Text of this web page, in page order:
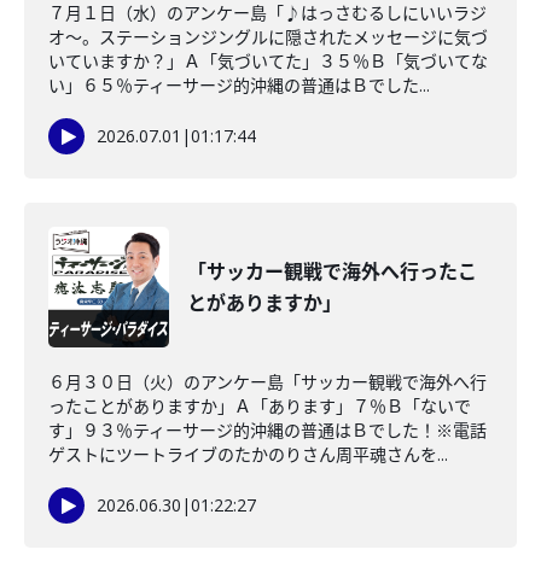
７月１日（水）のアンケー島「♪はっさむるしにいいラジ
オ〜。ステーションジングルに隠されたメッセージに気づ
いていますか？」Ａ「気づいてた」３５％Ｂ「気づいてな
い」６５％ティーサージ的沖縄の普通はＢでした...
2026.07.01 |01:17:44
「サッカー観戦で海外へ行ったこ
とがありますか」
６月３０日（火）のアンケー島「サッカー観戦で海外へ行
ったことがありますか」Ａ「あります」７％Ｂ「ないで
す」９３％ティーサージ的沖縄の普通はＢでした！※電話
ゲストにツートライブのたかのりさん周平魂さんを...
2026.06.30 |01:22:27